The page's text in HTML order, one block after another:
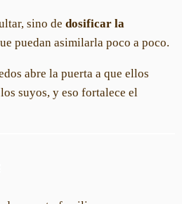
sino de dosificar la
puedan asimilarla poco a poco.
abre la puerta a que ellos
suyos, y eso fortalece el